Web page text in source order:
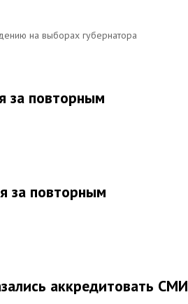
на выборах губернатора
за повторным
за повторным
аккредитовать СМИ